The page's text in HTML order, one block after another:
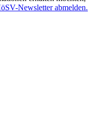
Newsletter abmelden.